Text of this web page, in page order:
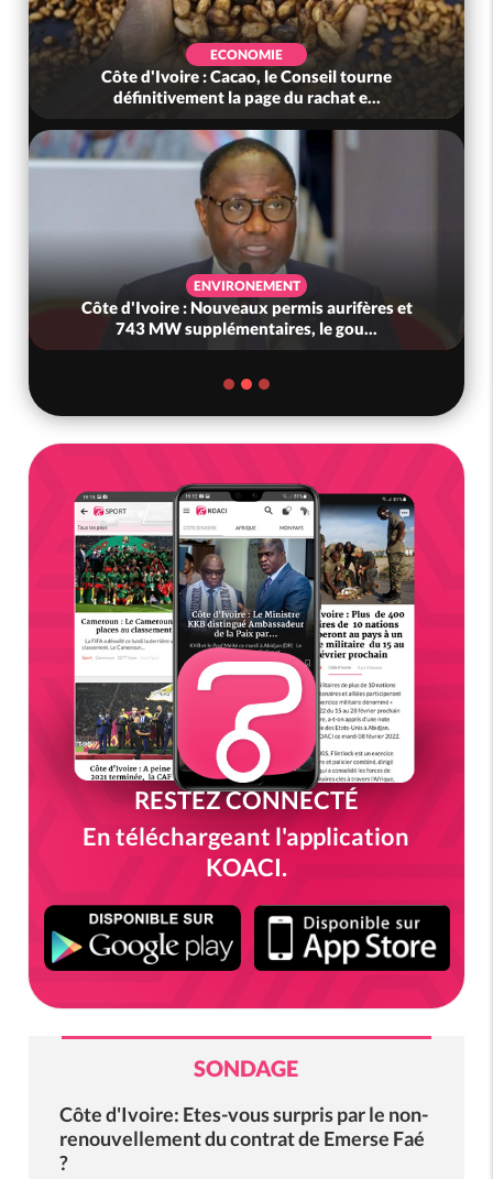
ECONOMIE
Côte d'Ivoire : Cacao, le Conseil tourne
définitivement la page du rachat e...
ENVIRONEMENT
Côte d'Ivoire : Nouveaux permis aurifères et
743 MW supplémentaires, le gou...
RESTEZ CONNECTÉ
En téléchargeant l'application
KOACI.
SONDAGE
Côte d'Ivoire: Etes-vous surpris par le non-
renouvellement du contrat de Emerse Faé
?